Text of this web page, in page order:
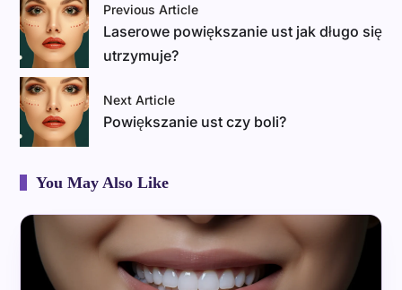
Previous Article
Laserowe powiększanie ust jak długo się
utrzymuje?
Next Article
Powiększanie ust czy boli?
You May Also Like